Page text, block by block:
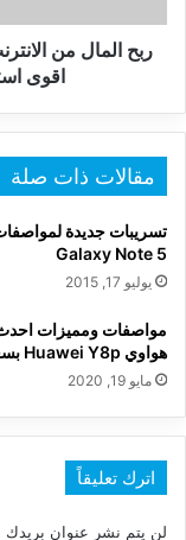
20
دولار
للربح
بدون
مال
اقوى
مقالات ذات صلة
تسريبات جديدة
Galaxy Note 5
يوليو 17, 2015
مواصفات ومميزات
هواوي Huawei Y8p بسعر مميز
مايو 19, 2020
اترك تعليقاً
لن يتم نشر عنوان بريدك